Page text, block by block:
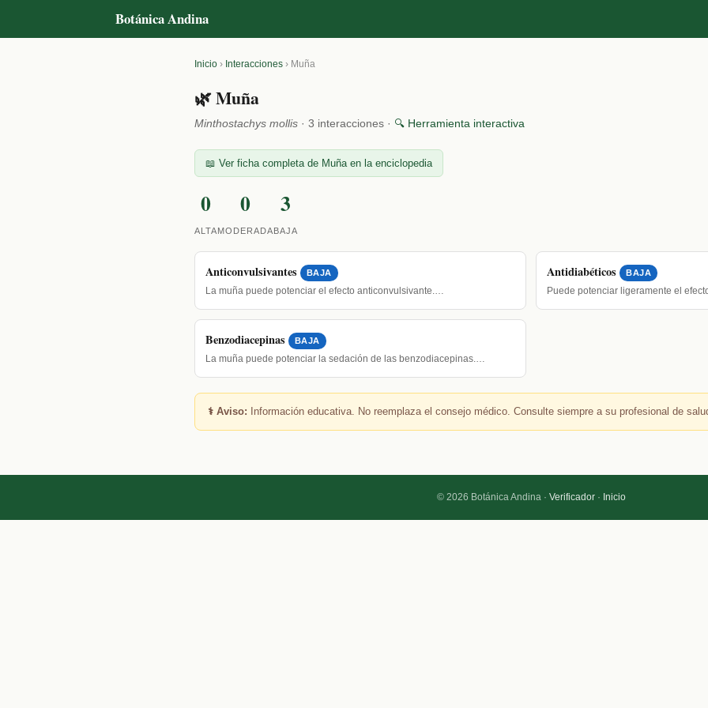
Botánica Andina
Inicio › Interacciones › Muña
🌿 Muña
Minthostachys mollis · 3 interacciones · 🔍 Herramienta interactiva
📖 Ver ficha completa de Muña en la enciclopedia
0
ALTA
0
MODERADA
3
BAJA
Anticonvulsivantes BAJA
La muña puede potenciar el efecto anticonvulsivante.…
Antidiabéticos BAJA
Puede potenciar ligeramente el
Benzodiacepinas BAJA
La muña puede potenciar la sedación de las benzodiacepinas.…
⚕️ Aviso: Información educativa. No reemplaza el consejo médico. Consulte siempre a su profesional de
© 2026 Botánica Andina · Verificador· Inicio